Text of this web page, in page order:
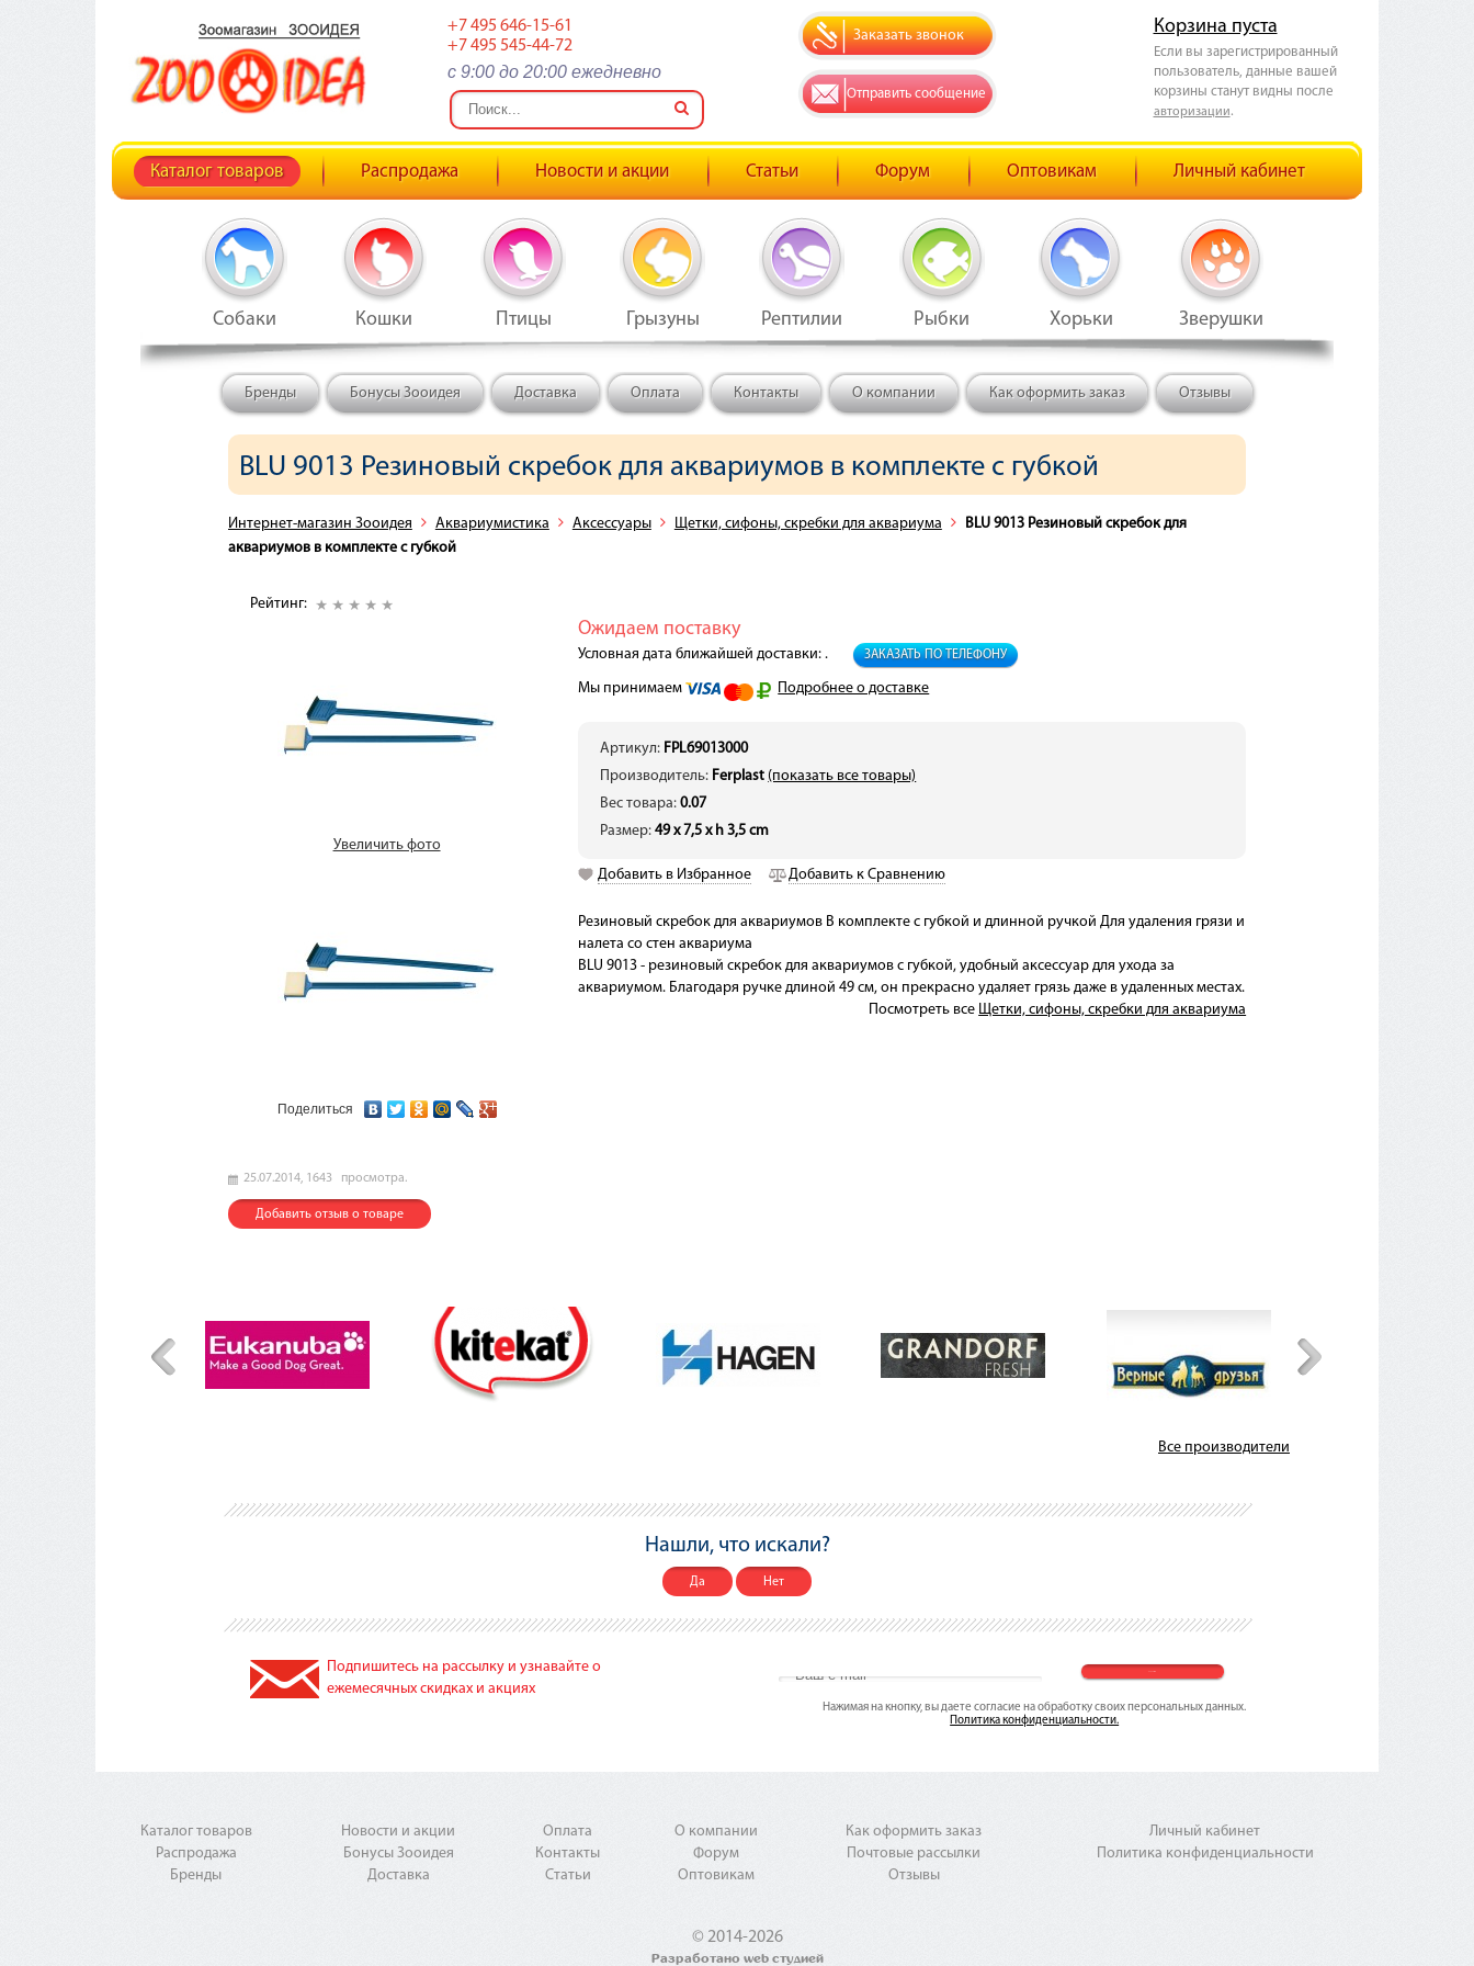
+7 495 646-15-61
+7 495 545-44-72
c 9:00 до 20:00 ежедневно
Заказать звонок
Отправить сообщение
Корзина пуста
Если вы зарегистрированный
пользователь, данные вашей
корзины станут видны после
авторизации.
Каталог товаров Распродажа Новости и акции Статьи Форум Оптовикам Личный кабинет
Собаки Кошки Птицы Грызуны Рептилии Рыбки Хорьки Зверушки
Бренды Бонусы Зооидея Доставка Оплата Контакты О компании Как оформить заказ Отзывы
BLU 9013 Резиновый скребок для аквариумов в комплекте с губкой
Интернет-магазин Зооидея Аквариумистика Аксессуары Щетки, сифоны, скребки для аквариума
BLU 9013 Резиновый скребок для
аквариумов в комплекте с губкой
Рейтинг:
Увеличить фото
Поделиться
Ожидаем поставку
Условная дата ближайшей доставки: . ЗАКАЗАТЬ ПО ТЕЛЕФОНУ
Мы принимаем Подробнее о доставке
Артикул: FPL69013000
Производитель: Ferplast (показать все товары)
Вес товара:0.07
Размер:49 x 7,5 x h 3,5 cm
Добавить в Избранное Добавить к Сравнению
Резиновый скребок для аквариумов В комплекте с губкой и длинной ручкой Для удаления грязи и
налета со стен аквариума
BLU 9013 - резиновый скребок для аквариумов с губкой, удобный аксессуар для ухода за
аквариумом. Благодаря ручке длиной 49 см, он прекрасно удаляет грязь даже в удаленных местах.
Посмотреть все Щетки, сифоны, скребки для аквариума
25.07.2014, 1643 просмотра.
Добавить отзыв о товаре
Все производители
Нашли, что искали?
Да Нет
Подпишитесь на рассылку и узнавайте о
ежемесячных скидках и акциях
Нажимая на кнопку, вы даете согласие на обработку своих персональных данных.
Политика конфиденциальности.
Каталог товаров
Распродажа
Бренды
Новости и акции
Бонусы Зооидея
Доставка
Оплата
Контакты
Статьи
О компании
Форум
Оптовикам
Как оформить заказ
Почтовые рассылки
Отзывы
Личный кабинет
Политика конфиденциальности
© 2014-2026
Разработано web студией